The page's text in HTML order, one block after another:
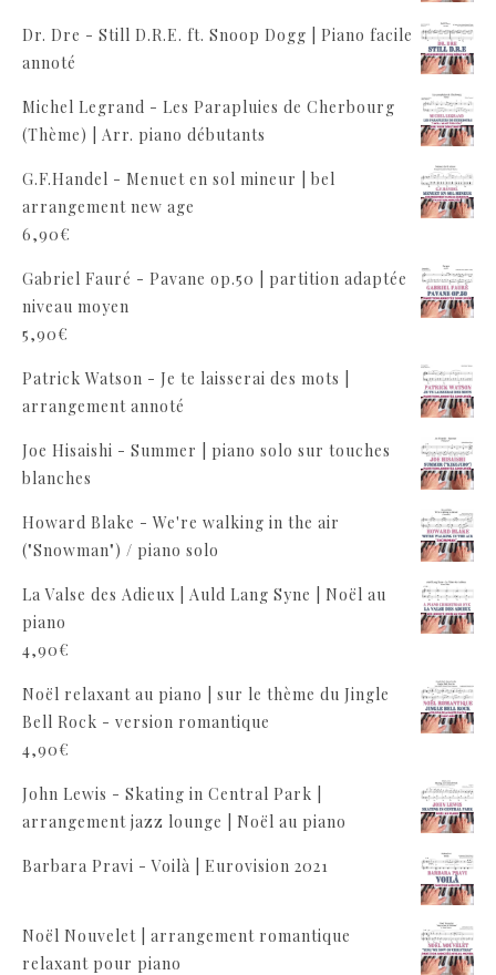
Dr. Dre - Still D.R.E. ft. Snoop Dogg | Piano facile
annoté
Michel Legrand - Les Parapluies de Cherbourg
(Thème) | Arr. piano débutants
G.F.Handel - Menuet en sol mineur | bel
arrangement new age
6,90€
Gabriel Fauré - Pavane op.50 | partition adaptée
niveau moyen
5,90€
Patrick Watson - Je te laisserai des mots |
arrangement annoté
Joe Hisaishi - Summer | piano solo sur touches
blanches
Howard Blake - We're walking in the air
("Snowman") / piano solo
La Valse des Adieux | Auld Lang Syne | Noël au
piano
4,90€
Noël relaxant au piano | sur le thème du Jingle
Bell Rock - version romantique
4,90€
John Lewis - Skating in Central Park |
arrangement jazz lounge | Noël au piano
Barbara Pravi - Voilà | Eurovision 2021
Noël Nouvelet | arrangement romantique
relaxant pour piano